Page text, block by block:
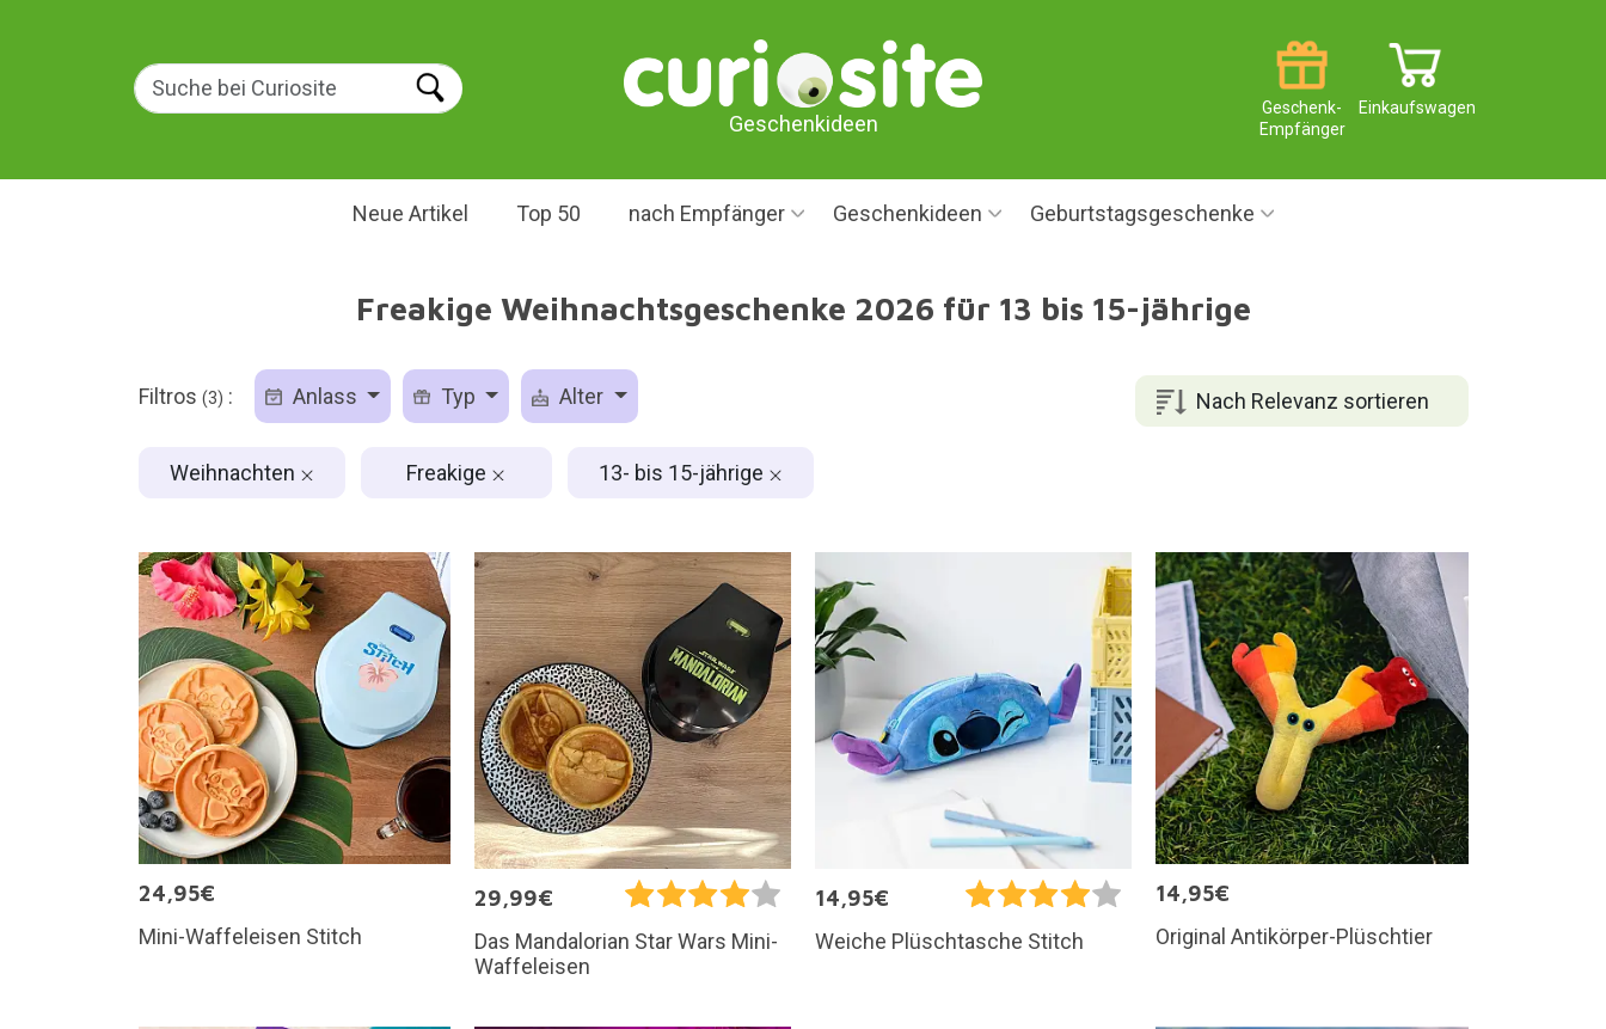
Geschenkideen
Einkaufswagen
Geschenk-
Empfänger
Neue Artikel Top 50 nach Empfänger Geschenkideen Geburtstagsgeschenke
Freakige Weihnachtsgeschenke 2026 für 13 bis 15-jährige
Nach Relevanz sortieren
Filtros (3) : Anlass Typ Alter
Weihnachten Freakige 13- bis 15-jährige
24,95€
Mini-Waffeleisen Stitch
29,99€
Das Mandalorian Star Wars Mini-
Waffeleisen
14,95€
Weiche Plüschtasche Stitch
14,95€
Original Antikörper-Plüschtier